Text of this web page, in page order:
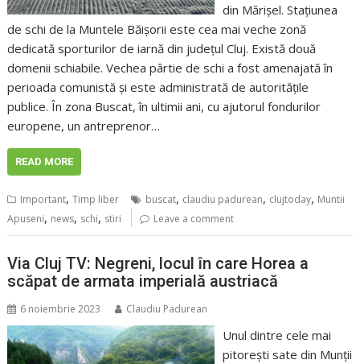
din Mărișel. Stațiunea
de schi de la Muntele Băișorii este cea mai veche zonă
dedicată sporturilor de iarnă din județul Cluj. Există două
domenii schiabile. Vechea pârtie de schi a fost amenajată în
perioada comunistă și este administrată de autoritățile
publice. În zona Buscat, în ultimii ani, cu ajutorul fondurilor
europene, un antreprenor…
READ MORE
Important,Timp liber buscat, claudiu padurean, clujtoday, Muntii
Apuseni, news, schi, stiri Leave a comment
Via Cluj TV: Negreni, locul în care Horea a
scăpat de armata imperială austriacă
6 noiembrie 2023 Claudiu Padurean
Unul dintre cele mai
pitorești sate din Munții